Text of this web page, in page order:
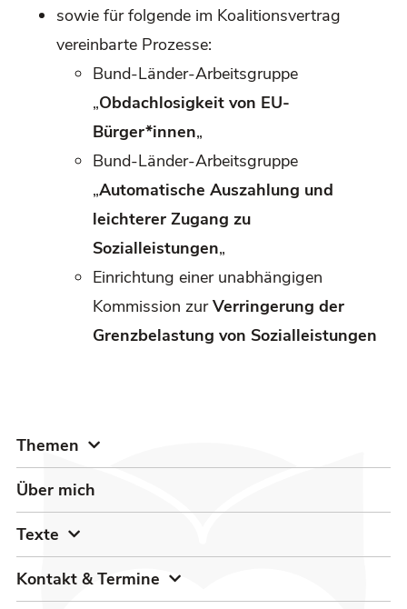
sowie für folgende im Koalitionsvertrag
vereinbarte Prozesse:
Bund-Länder-Arbeitsgruppe
„Obdachlosigkeit von EU-
Bürger*innen„
Bund-Länder-Arbeitsgruppe
„Automatische Auszahlung und
leichterer Zugang zu
Sozialleistungen„
Einrichtung einer unabhängigen
Kommission zurVerringerung der
Grenzbelastung von Sozialleistungen
Themen
Über mich
Texte
Kontakt & Termine